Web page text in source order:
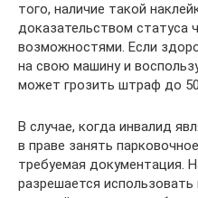
того, наличие такой
доказательством статуса
возможностями. Если
на свою машину и
может грозить штраф до
В случае, когда инвалид
в праве занять
требуемая документация.
разрешается использовать